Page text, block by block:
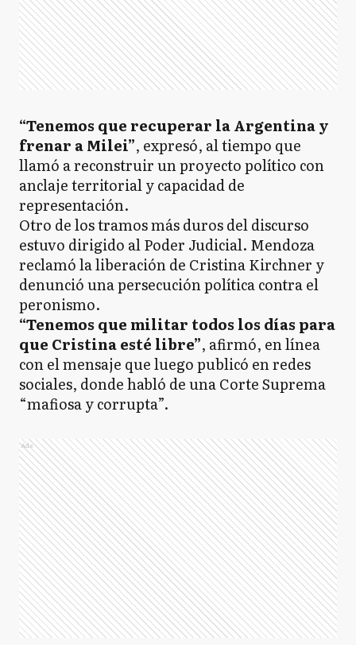
“Tenemos que recuperar la Argentina y
frenar a Milei”, expresó, al tiempo que
llamó a reconstruir un proyecto político con
anclaje territorial y capacidad de
representación.
Otro de los tramos más duros del discurso
estuvo dirigido al Poder Judicial. Mendoza
reclamó la liberación de Cristina Kirchner y
denunció una persecución política contra el
peronismo.
“Tenemos que militar todos los días para
que Cristina esté libre”, afirmó, en línea
con el mensaje que luego publicó en redes
sociales, donde habló de una Corte Suprema
“mafiosa y corrupta”.
Ads